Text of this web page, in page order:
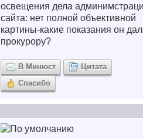
освещения дела
сайта: нет полной объективной
картины-какие показания он дал
прокурору?
В Минюст
Цитата
Спасибо